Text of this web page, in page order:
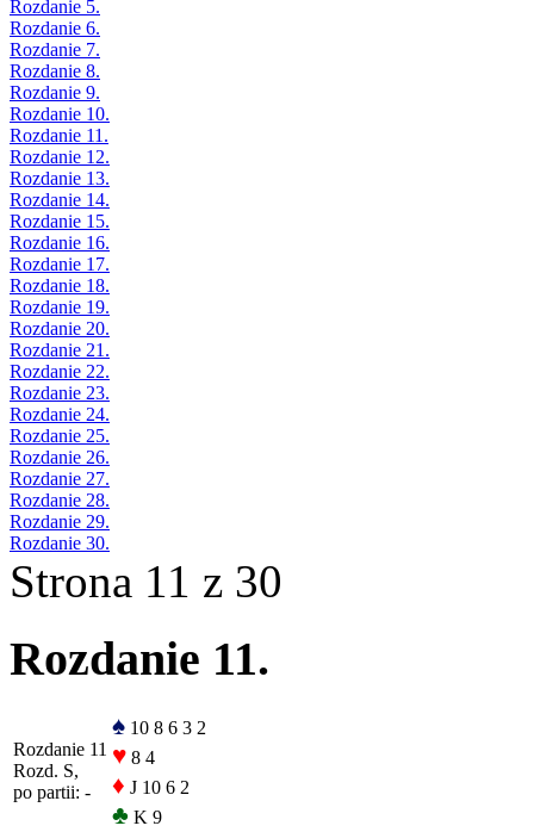
Rozdanie 5.
Rozdanie 6.
Rozdanie 7.
Rozdanie 8.
Rozdanie 9.
Rozdanie 10.
Rozdanie 11.
Rozdanie 12.
Rozdanie 13.
Rozdanie 14.
Rozdanie 15.
Rozdanie 16.
Rozdanie 17.
Rozdanie 18.
Rozdanie 19.
Rozdanie 20.
Rozdanie 21.
Rozdanie 22.
Rozdanie 23.
Rozdanie 24.
Rozdanie 25.
Rozdanie 26.
Rozdanie 27.
Rozdanie 28.
Rozdanie 29.
Rozdanie 30.
Strona 11 z 30
Rozdanie 11.
Rozdanie 11
Rozd. S,
po partii: -
♠ 10 8 6 3 2
♥ 8 4
♦ J 10 6 2
♣ K 9